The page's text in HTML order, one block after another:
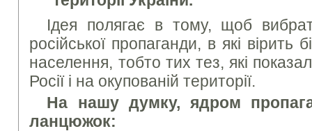
Ідея полягає в тому, щоб
російської пропаганди, в які вірить
населення, тобто тих тез, які
Росії і на окупованій території.
На нашу думку, ядром
ланцюжок: